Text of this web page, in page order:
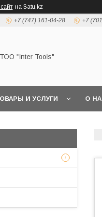
на Satu.kz
+7 (747) 161-04-28 +7
ТОО "Inter Tools"
И УСЛУГИ О